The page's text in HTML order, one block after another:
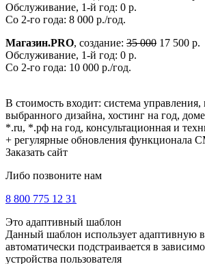
Обслуживание, 1-й год: 0 р.
Со 2-го года: 8 000 р./год.
Магазин.PRO, создание: 35 000 17 500 р.
Обслуживание, 1-й год: 0 р.
Со 2-го года: 10 000 р./год.
В стоимость входит: система
выбранного дизайна, хостинг на год,
*.ru, *.рф на год, консультационная и
+ регулярные обновления функционала
Заказать сайт
Либо позвоните нам
8 800 775 12 31
Это адаптивный шаблон
Данный шаблон использует адаптивную
автоматически подстраивается в
устройства пользователя